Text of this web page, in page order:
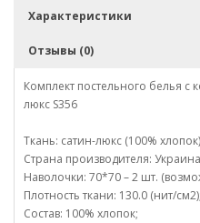
Характеристики
Отзывы (0)
Комплект постельного белья с
люкс S356
Ткань: сатин-люкс (100%
Страна производителя:
Наволочки: 70*70 – 2 шт.
Плотность ткани: 130.0 (нит/см2);
Состав: 100% хлопок;